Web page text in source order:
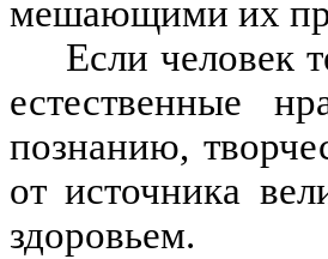
мешающими их
Если человек
естественные
познанию,
от источника
здоровьем.